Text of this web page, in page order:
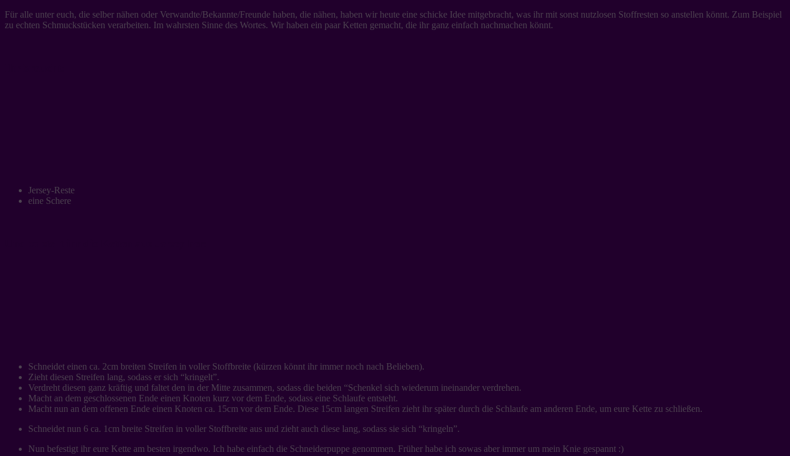
Für alle unter euch, die selber nähen oder Verwandte/Bekannte/Freunde haben, die nähen, haben wir heute eine schicke Idee mitgebracht, was ihr mit sonst nutzlosen Stoffresten so anstellen könnt. Zum Beispiel
zu echten Schmuckstücken verarbeiten. Im wahrsten Sinne des Wortes. Wir haben ein paar Ketten gemacht, die ihr ganz einfach nachmachen könnt.
Jersey-Reste
eine Schere
Schneidet einen ca. 2cm breiten Streifen in voller Stoffbreite (kürzen könnt ihr immer noch nach Belieben).
Zieht diesen Streifen lang, sodass er sich “kringelt”.
Verdreht diesen ganz kräftig und faltet den in der Mitte zusammen, sodass die beiden “Schenkel sich wiederum ineinander verdrehen.
Macht an dem geschlossenen Ende einen Knoten kurz vor dem Ende, sodass eine Schlaufe entsteht.
Macht nun an dem offenen Ende einen Knoten ca. 15cm vor dem Ende. Diese 15cm langen Streifen zieht ihr später durch die Schlaufe am anderen Ende, um eure Kette zu schließen.
Schneidet nun 6 ca. 1cm breite Streifen in voller Stoffbreite aus und zieht auch diese lang, sodass sie sich “kringeln”.
Nun befestigt ihr eure Kette am besten irgendwo. Ich habe einfach die Schneiderpuppe genommen. Früher habe ich sowas aber immer um mein Knie gespannt :)